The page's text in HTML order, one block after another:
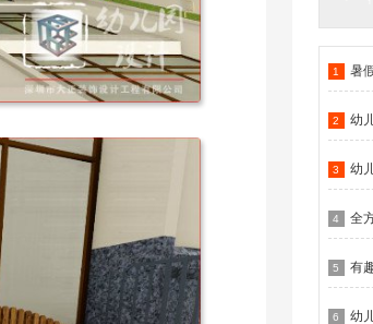
1 暑
2 幼
3 幼
4 全
5 有趣
6 幼